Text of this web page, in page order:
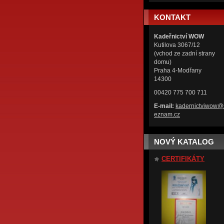
KONTAKT
Kadeřnictví WOW
Kutilova 3067/12
(vchod ze zadní strany
domu)
Praha 4-Modřany
14300
00420 775 700 711
E-mail: kadernic
eznam.cz
NOVÝ KATALOG
CERTIFIKÁTY